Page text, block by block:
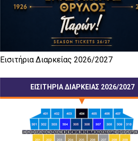
Εισιτήρια Διαρκείας 2026/2027
ΕΙΣΙΤΗΡΙΑ ΔΙΑΡΚΕΙΑΣ 2026/2027